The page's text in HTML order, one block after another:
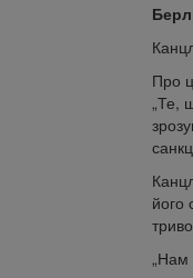
Про
„Те,
його
„Нам